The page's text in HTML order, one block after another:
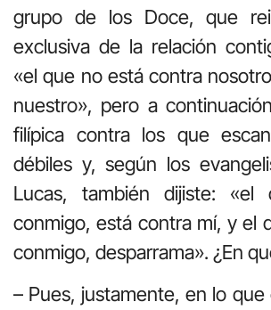
grupo de los Doce, que
exclusiva de la relación
«el que no está contra
nuestro», pero a
filípica contra los que
débiles y, según los
Lucas, también dijiste:
conmigo, está contra mí, y el
conmigo, desparrama». ¿En
– Pues, justamente, en lo que